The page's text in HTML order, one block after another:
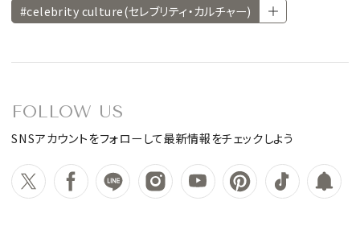
#celebrity culture(セレブリティ・カルチャー)
FOLLOW US
SNSアカウントをフォローして最新情報をチェックしよう